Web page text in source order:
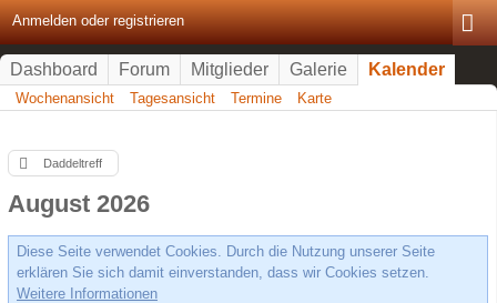
Anmelden oder registrieren
Dashboard Forum Mitglieder Galerie Kalender
Wochenansicht Tagesansicht Termine Karte
Daddeltreff
August 2026
Diese Seite verwendet Cookies. Durch die Nutzung unserer Seite
erklären Sie sich damit einverstanden, dass wir Cookies setzen.
Weitere Informationen